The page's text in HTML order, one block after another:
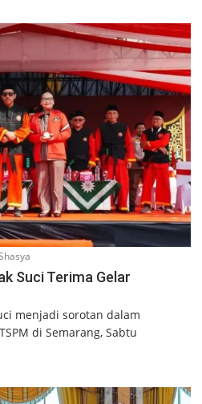
Suci Terima Gelar
menjadi sorotan dalam
di Semarang, Sabtu